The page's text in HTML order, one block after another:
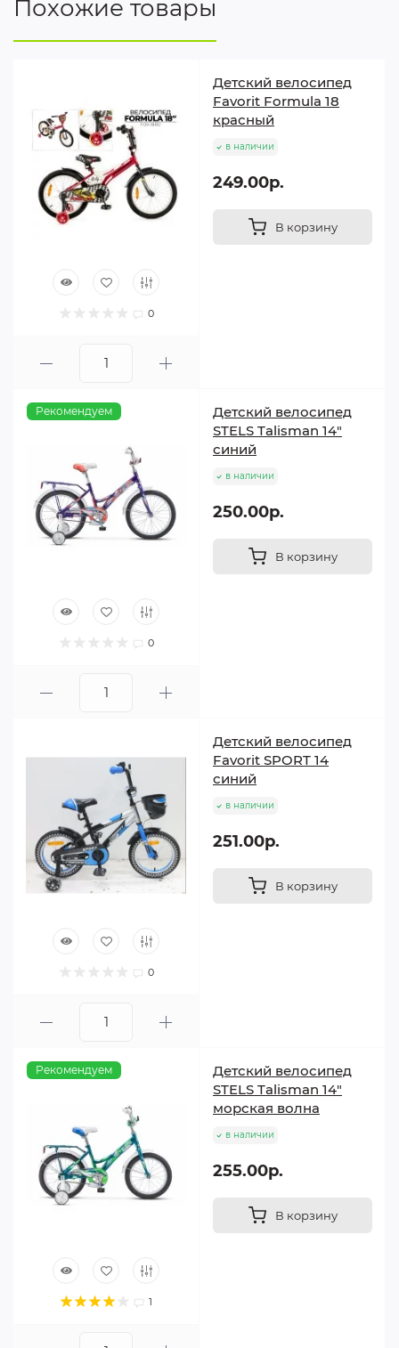
Похожие товары
0
Детский велосипед
Favorit Formula 18
красный
в наличии
249.00р.
В корзину
Рекомендуем
0
Детский велосипед
STELS Talisman 14"
синий
в наличии
250.00р.
В корзину
0
Детский велосипед
Favorit SPORT 14
синий
в наличии
251.00р.
В корзину
Рекомендуем
1
Детский велосипед
STELS Talisman 14"
морская волна
в наличии
255.00р.
В корзину